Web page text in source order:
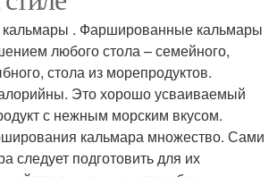
. Фаршированные кальмары
любого стола – семейного,
стола из морепродуктов.
Это хорошо усваиваемый
с нежным морским вкусом.
кальмара множество. Сами
следует подготовить для их